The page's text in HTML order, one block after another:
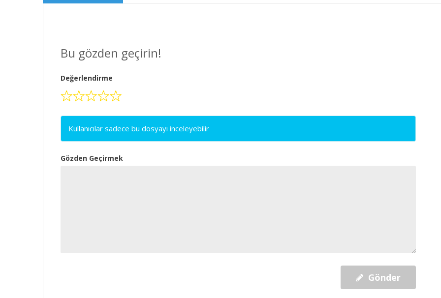
Bu gözden geçirin!
Değerlendirme
Kullanıcılar sadece bu dosyayı inceleyebilir
Gözden Geçirmek
Gönder